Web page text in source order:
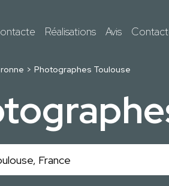
Réalisations Avis
Photographes Toulouse